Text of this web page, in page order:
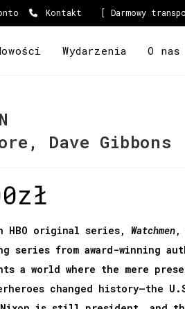
Kontakt [ Darmowy
Wydarzenia O nas
Dave Gibbons
zł
HBO original series, Watchmen,
series from award-winning
a world where the mere
changed history–the